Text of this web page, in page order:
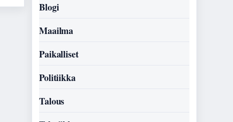
Blogi
Maailma
Paikalliset
Politiikka
Talous